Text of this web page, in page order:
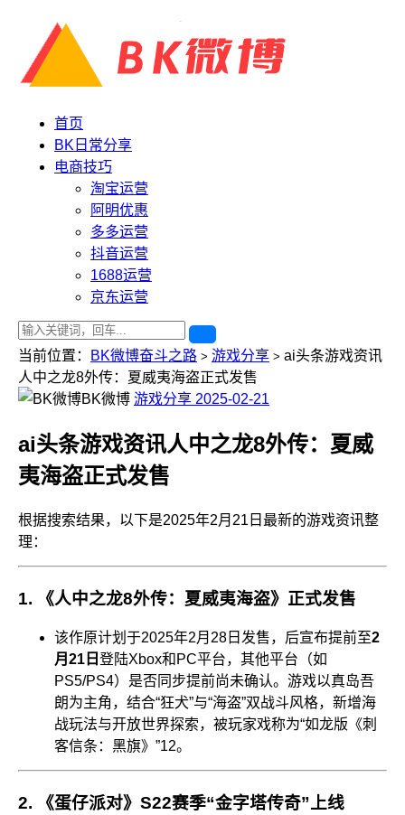
首页
BK日常分享
电商技巧
淘宝运营
阿明优惠
多多运营
抖音运营
1688运营
京东运营
当前位置： BK微博奋斗之路 > 游戏分享 > ai头条游戏资讯
人中之龙8外传：夏威夷海盗正式发售
BK微博 游戏分享 2025-02-21
ai头条游戏资讯人中之龙8外传：夏威
夷海盗正式发售
根据搜索结果，以下是2025年2月21日最新的游戏资讯整
理：
1. 《人中之龙8外传：夏威夷海盗》正式发售
该作原计划于2025年2月28日发售，后宣布提前至2
月21日 登陆Xbox和PC平台，其他平台（如
PS5/PS4）是否同步提前尚未确认。游戏以真岛吾
朗为主角，结合“狂犬”与“海盗”双战斗风格，新增海
战玩法与开放世界探索，被玩家戏称为“如龙版《刺
客信条：黑旗》”12。
2. 《蛋仔派对》S22赛季“金字塔传奇”上线